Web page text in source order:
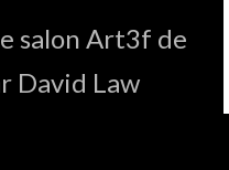
salon Art3f de
David Law